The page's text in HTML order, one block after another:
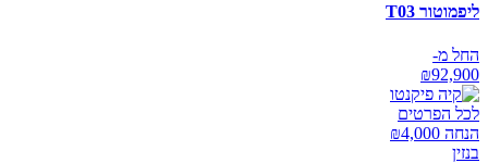
ליפמוטור T03
החל מ-
₪92,900
לכל הפרטים
הנחה ₪ 4,000
בנזין